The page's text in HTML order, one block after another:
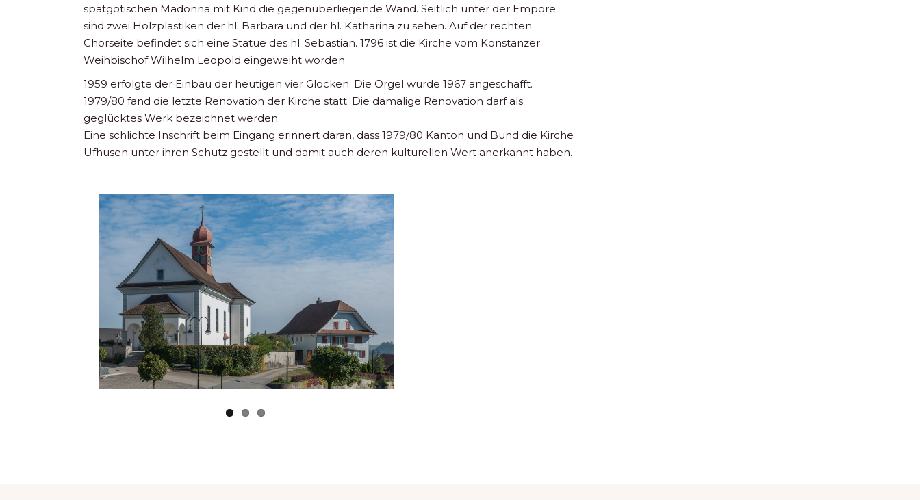
spätgotischen Madonna mit Kind die gegenüberliegende Wand. Seitlich unter der Empore
sind zwei Holzplastiken der hl. Barbara und der hl. Katharina zu sehen. Auf der rechten
Chorseite befindet sich eine Statue des hl. Sebastian. 1796 ist die Kirche vom Konstanzer
Weihbischof Wilhelm Leopold eingeweiht worden.
1959 erfolgte der Einbau der heutigen vier Glocken. Die Orgel wurde 1967 angeschafft.
1979/80 fand die letzte Renovation der Kirche statt. Die damalige Renovation darf als
geglücktes Werk bezeichnet werden.
Eine schlichte Inschrift beim Eingang erinnert daran, dass 1979/80 Kanton und Bund die Kirche
Ufhusen unter ihren Schutz gestellt und damit auch deren kulturellen Wert anerkannt haben.